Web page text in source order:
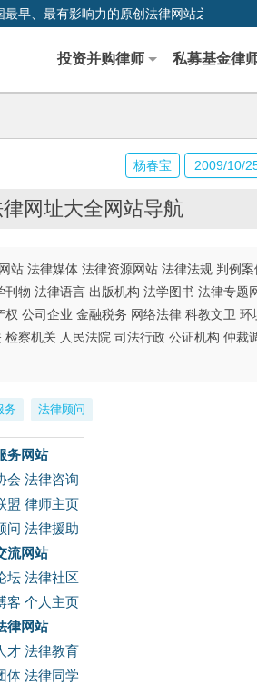
早、最有影响力的原创法律网站之一
投资并购律师 私募基金律
网址大全网站导航
站 法律媒体 法律资源网站 法律法规 判例
物 法律语言 出版机构 法学图书 法律专题
公司企业 金融税务 网络法律 科教文卫
察机关 人民法院 司法行政 公证机构 仲裁
务 法律顾问
务网站
会 法律咨询
盟 律师主页
问 法律援助
流网站
坛 法律社区
客 个人主页
律网站
才 法律教育
体 法律同学
杨春宝 2009/10/